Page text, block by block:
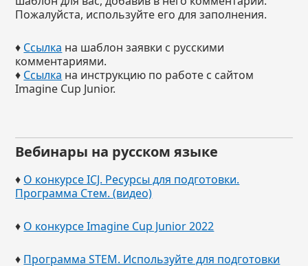
Пожалуйста, используйте его для заполнения.
♦ Ссылка на шаблон заявки с русскими
комментариями.
♦ Ссылка на инструкцию по работе с сайтом
Imagine Cup Junior.
Вебинары на русском языке
♦ О конкурсе ICJ. Ресурсы для подготовки.
Программа Стем. (видео)
♦ О конкурсе Imagine Cup Junior 2022
♦ Программа STEM. Используйте для подготовки